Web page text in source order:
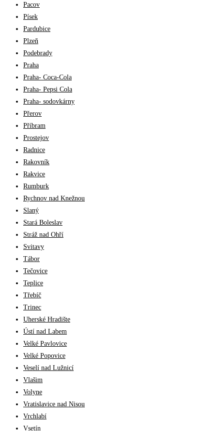
Pacov
Písek
Pardubice
Plzeň
Podebrady
Praha
Praha- Coca-Cola
Praha- Pepsi Cola
Praha- sodovkárny
Přerov
Příbram
Prostejov
Radnice
Rakovník
Rakvice
Rumburk
Rychnov nad Knežnou
Slaný
Stará Boleslav
Stráž nad Ohří
Svitavy
Tábor
Tečovice
Teplice
Třebíč
Trinec
Uherské Hradište
Ústí nad Labem
Velké Pavlovice
Velké Popovice
Veselí nad Lužnicí
Vlašim
Volyne
Vratislavice nad Nisou
Vrchlabí
Vsetín